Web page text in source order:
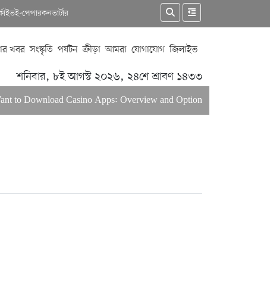
ই-পেপারকনভার্টার
খবর সংস্কৃতি পর্যটন ক্রীড়া আমরা যোগাযোগ জিলাইভ
শনিবার, ৮ই আগস্ট ২০২৬, ২৪শে শ্রাবণ ১৪৩৩
to Download Casino Apps: Overview and Options for US Players